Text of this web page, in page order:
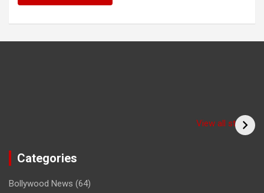
View all stories
(Bitiya) बिटिया
Categories
Bollywood News (64)